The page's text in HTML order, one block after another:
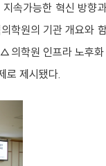
속가능한 혁신 방향
학원의 기관 개요와
학원 인프라 노후
로 제시됐다.